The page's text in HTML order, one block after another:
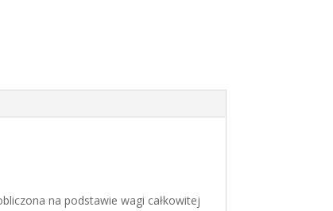
na podstawie wagi całkowitej